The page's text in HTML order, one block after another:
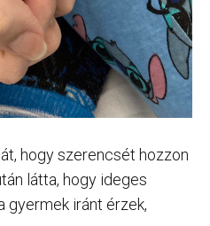
hogy szerencsét hozzon
látta, hogy ideges
gyermek iránt érzek,